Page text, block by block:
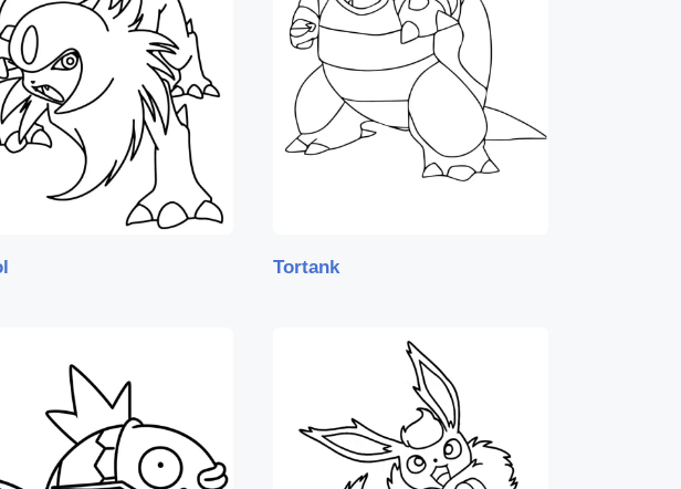
Tortank